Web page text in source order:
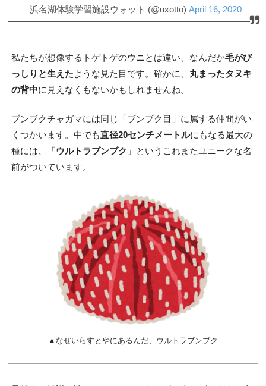
— 浜名湖体験学習施設ウォット (@uxotto) April 16, 2020
私たちが想像するトゲトゲのウニとは違い、なんだか毛がび
っしりと生えたような見た目です。確かに、 丸まったタヌキ
の背中に見えなくもないかもしれませんね。
ブンブクチャガマには同じ「ブンブク目」に属する仲間がい
くつかいます。中でも直径20センチメートルにもなる最大の
種には、「ウルトラブンブク 」というこれまたユニークな名
前がついています。
▲なぜいらすとやにあるんだ、ウルトラブンブク